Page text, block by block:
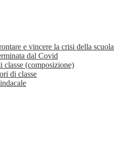
e vincere la crisi della scuola
dal Covid
classe (composizione)
di classe